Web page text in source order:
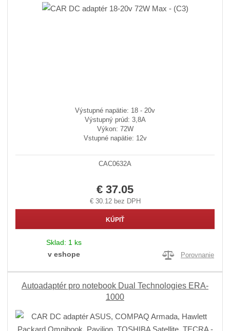
Výstupné napätie: 18 - 20v
Výstupný prúd: 3,8A
Výkon: 72W
Vstupné napätie: 12v
CAC0632A
€ 37.05
€ 30.12 bez DPH
KÚPIŤ
Sklad: 1 ks
v eshope
Porovnanie
Autoadaptér pro notebook Dual Technologies ERA-
1000